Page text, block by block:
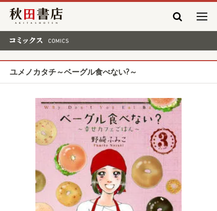
秋田書店
ユメノカタチ～ベーグル食べない?～